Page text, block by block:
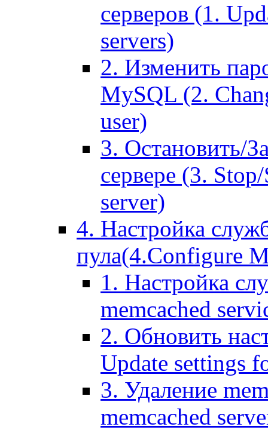
серверов (1.
servers)
2. Изменить
MySQL (2.
user)
3. Остановить/
сервере (3.
server)
4. Настройка
пула(4.Configure
1. Настройка
memcached
2. Обновить
Update settings
3. Удаление
memcached